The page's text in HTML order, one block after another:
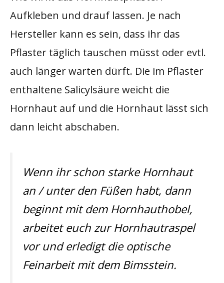
Aufkleben und drauf lassen. Je nach
Hersteller kann es sein, dass ihr das
Pflaster täglich tauschen müsst oder evtl.
auch länger warten dürft. Die im Pflaster
enthaltene Salicylsäure weicht die
Hornhaut auf und die Hornhaut lässt sich
dann leicht abschaben.
Wenn ihr schon starke Hornhaut
an / unter den Füßen habt, dann
beginnt mit dem Hornhauthobel,
arbeitet euch zur Hornhautraspel
vor und erledigt die optische
Feinarbeit mit dem Bimsstein.